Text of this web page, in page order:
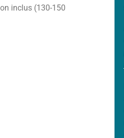
inclus (130-150